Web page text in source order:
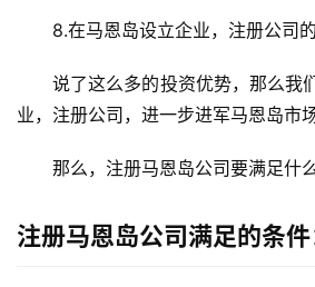
8.在马恩岛设立企业，注册公司
说了这么多的投资优势，那么我
业，注册公司，进一步进军马恩岛市
那么，注册马恩岛公司要满足什
注册马恩岛公司满足的条件